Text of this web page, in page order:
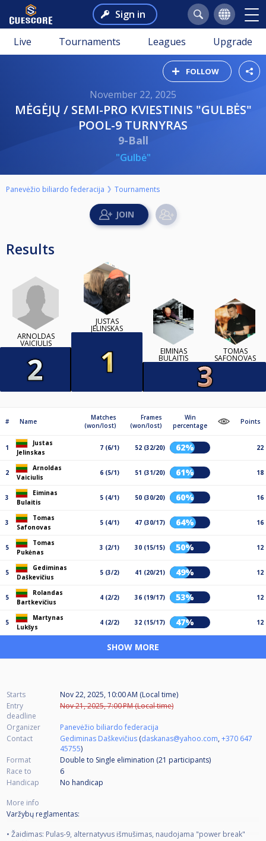
Sign in
Live Tournaments Leagues Upgrade
FOLLOW
November 22, 2025
MĖGĖJŲ / SEMI-PRO KVIESTINIS "GULBĖS"
POOL-9 TURNYRAS
9-Ball
"Gulbė"
Panevėžio biliardo federacija Tournaments
Results
ARNOLDAS
VAICIULIS
JUSTAS
JELINSKAS
EIMINAS
BULAITIS
TOMAS
SAFONOVAS
# Name
Matches
(won/lost)
Frames
(won/lost)
Win
percentage
Points
1
Justas
Jelinskas
7 (6/1) 52 (32/20) 62% 22
2
Arnoldas
Vaiciulis
6 (5/1) 51 (31/20) 61% 18
3
Eiminas
Bulaitis
5 (4/1) 50 (30/20) 60% 16
3
Tomas
Safonovas
5 (4/1) 47 (30/17) 64% 16
5
Tomas
Pukėnas
3 (2/1) 30 (15/15) 50% 12
5
Gediminas
Daškevičius
5 (3/2) 41 (20/21) 49% 12
5
Rolandas
Bartkevičius
4 (2/2) 36 (19/17) 53% 12
5
Martynas
Lukšys
4 (2/2) 32 (15/17) 47% 12
SHOW MORE
Starts
Nov 22, 2025, 10:00 AM (Local time)
Entry
deadline
Nov 21, 2025, 7:00 PM (Local time)
Organizer
Panevėžio biliardo federacija
Contact
Gediminas Daškevičius (daskanas@yahoo.com,+370 647
45755)
Format
Double to Single elimination (21 participants)
Race to
6
Handicap
No handicap
More info
Varžybų reglamentas:
• Žaidimas: Pulas-9, alternatyvus išmušimas, naudojama "power break"